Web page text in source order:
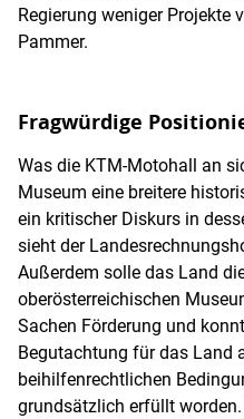
Regierung weniger Projekte
Pammer.
Fragwürdige
Was die KTM-Motohall an
Museum eine breitere
ein kritischer Diskurs in
sieht der
Außerdem solle das Land
oberösterreichischen
Sachen Förderung und
Begutachtung für das Land
beihilfenrechtlichen
grundsätzlich erfüllt